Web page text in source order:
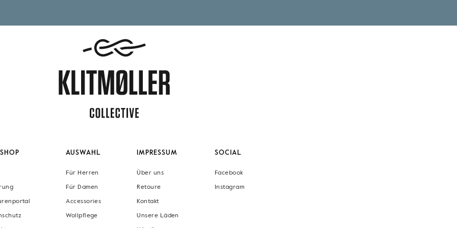
AUSWAHL
Für Herren
Für Damen
Accessories
Wollpflege
IMPRESSUM
Über uns
Retoure
Kontakt
Unsere Läden
SOCIAL
Facebook
Instagram